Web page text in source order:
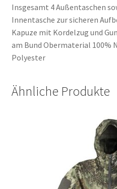
Insgesamt 4 Außentaschen
Innentasche zur sicheren
Kapuze mit Kordelzug und
am Bund Obermaterial 100%
Polyester
Ähnliche Produkte